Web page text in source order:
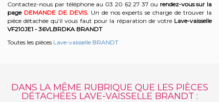
Contactez-nous par téléphone au 03 20 62 27 37 ou rendez-vous sur la
page DEMANDE DE DEVIS. Un de nos experts se charge de trouver la
pièce détachée qu'il vous faut pour la réparation de votre Lave-vaisselle
VF210JE1 - 36VLBRDKA BRANDT
Toutes les pièces Lave-vaisselle BRANDT
DANS LA MÊME RUBRIQUE QUE LES PIÈCES
DÉTACHÉES LAVE-VAISSELLE BRANDT :